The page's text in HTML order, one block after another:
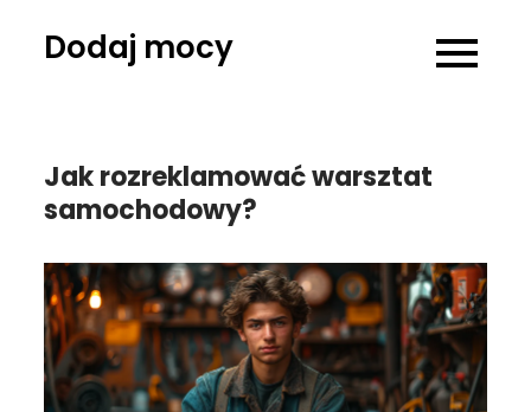
Dodaj mocy
Jak rozreklamować warsztat
samochodowy?